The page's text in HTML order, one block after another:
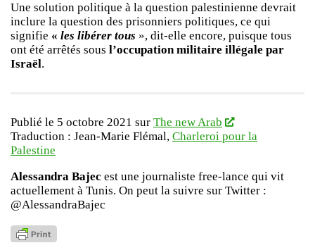
Une solution politique à la question palestinienne devrait
inclure la question des prisonniers politiques, ce qui
signifie « les libérer tous », dit-elle encore, puisque tous
ont été arrêtés sous l’occupation militaire illégale par
Israël.
Publié le 5 octobre 2021 sur The new Arab
Traduction : Jean-Marie Flémal, Charleroi pour la
Palestine
Alessandra Bajec est une journaliste free-lance qui vit
actuellement à Tunis. On peut la suivre sur Twitter :
@AlessandraBajec